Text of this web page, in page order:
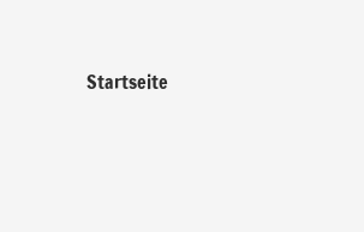
Startseite